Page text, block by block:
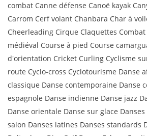
combat Canne défense Canoë kayak
Carrom Cerf volant Chanbara Char à
Cheerleading Cirque Claquettes
médiéval Course à pied Course
d'orientation Cricket Curling Cyclisme
route Cyclo-cross Cyclotourisme Danse
classique Danse contemporaine Danse
espagnole Danse indienne Danse jazz
Danse orientale Danse sur glace
salon Danses latines Danses standards